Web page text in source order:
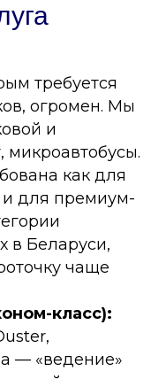
требуется
огромен. Мы
и
микроавтобусы.
как для
для премиум-
в Беларуси,
чаще
класс):
— «ведение»